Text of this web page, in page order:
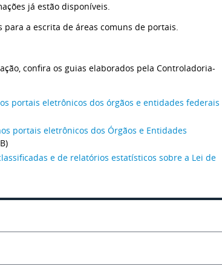
já estão disponíveis.
para a escrita de áreas comuns de portais.
confira os guias elaborados pela Controladoria-
portais eletrônicos dos órgãos e entidades federais
portais eletrônicos dos Órgãos e Entidades
e de relatórios estatísticos sobre a Lei de